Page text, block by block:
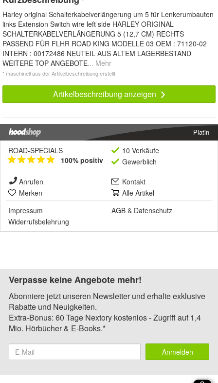
Harley original Schalterkabelverlängerung um 5 für Lenkerumbauten
links Extension Switch wire left side HARLEY ORIGINAL
SCHALTERKABELVERLÄNGERUNG 5 (12,7 CM) RECHTS
PASSEND FÜR FLHR ROAD KING MODELLE 03 OEM : 71120-02
INTERN : 00172486 NEUTEIL AUS ALTEM LAGERBESTAND
WEITERE TOP ANGEBOTE... Mehr
* maschinell aus der Artikelbeschreibung erstellt
Artikelbeschreibung anzeigen
Platin
ROAD-SPECIALS
100% positiv
10 Verkäufe
Gewerblich
Anrufen
Kontakt
Merken
Alle Artikel
Impressum
AGB & Datenschutz
Widerrufsbelehrung
Verpasse keine Angebote mehr!
Abonniere jetzt unseren Newsletter und erhalte exklusive
Rabatte und Neuigkeiten.
Extra-Bonus: 60 Tage Nextory kostenlos - Zugriff auf 1,4
Mio. Hörbücher & E-Books.*
Anmelden